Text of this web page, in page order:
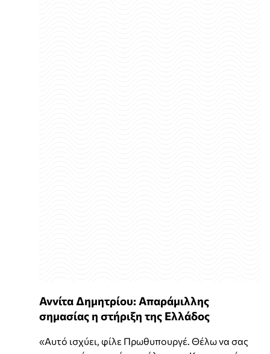
Αννίτα Δημητρίου: Απαράμιλλης
σημασίας η στήριξη της Ελλάδος
«Αυτό ισχύει, φίλε Πρωθυπουργέ. Θέλω να σας